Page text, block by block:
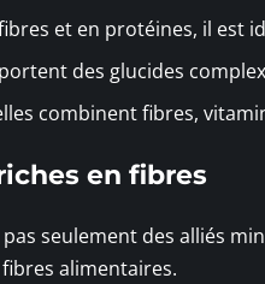
et en protéines, il est
des glucides
combinent fibres,
en fibres
seulement des alliés
alimentaires.